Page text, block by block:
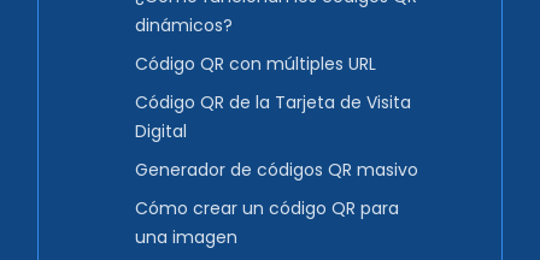
dinámicos?
Código QR con múltiples URL
Código QR de la Tarjeta de Visita
Digital
Generador de códigos QR masivo
Cómo crear un código QR para
una imagen